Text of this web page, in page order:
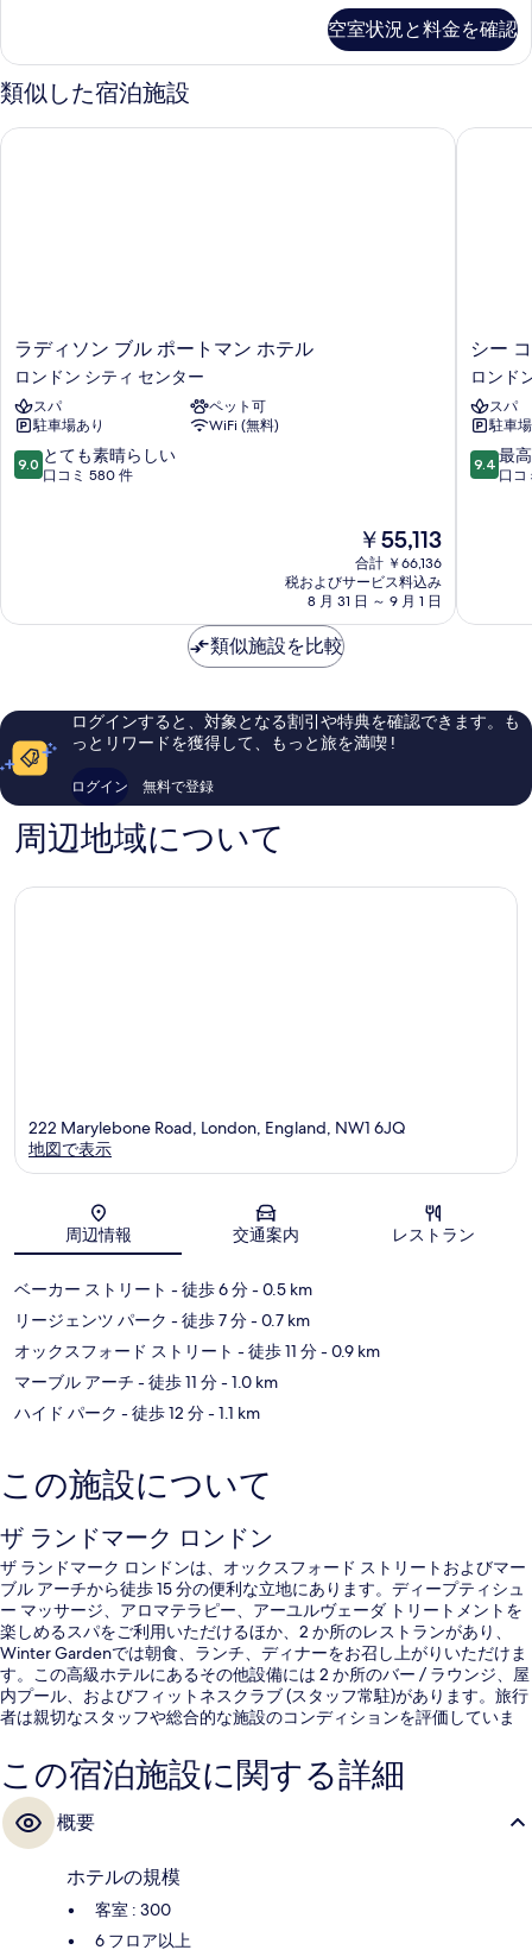
写
真
を
表
真
を
表
ド
ル
ー
ム
写
真
を
表
示
1
ベ
ッ
ル
空室状況と料金を確認
類似した宿泊施設
ラ
デ
ィ
ソ
ン
ブ
ル
テ
ド
シ
テ
ン
タ
ラディソン ブル ポートマン ホテル
ロンドン シティ センター
スパ
ペット可
駐車場あり
WiFi (無料)
10
段
素
い、
コ
ミ
件
の
コ
9.0 とても素晴らしい
口コミ 580 件
現
在
の
料
金
￥55,113
合計 ￥66,136
税およびサービス料込み
8 月 31 日 ～ 9 月 1 日
ラディソン ブル ポートマン ホテル
シ
ー
コ
ン
テ
ナ
ー
ン
テ
ィ
シー
ロンド
スパ
駐車
10
段
素
い、
口
口
9.4 最
口コ
シー コ
類似施設を比較
ログインすると、対象となる割引や特典を確認できます。も
っとリワードを獲得して、もっと旅を満喫 !
ログイン 無料で登録
周辺地域について
地図
222 Marylebone Road, London, England, NW1 6JQ
地図で表示
周辺情報 交通案内 レストラン
ベーカー ストリート - 徒歩 6 分- 0.5 km
リージェンツ パーク - 徒歩 7 分- 0.7 km
オックスフォード ストリート - 徒歩 11 分- 0.9 km
マーブル アーチ - 徒歩 11 分- 1.0 km
ハイド パーク - 徒歩 12 分- 1.1 km
この施設について
ザ ランドマーク ロンドン
ザ ランドマーク ロンドンは、オックスフォード ストリートおよびマー
ブル アーチから徒歩 15 分の便利な立地にあります。ディープティシュ
ー マッサージ、アロマテラピー、アーユルヴェーダ トリートメントを
楽しめるスパをご利用いただけるほか、2 か所のレストランがあり、
Winter Gardenでは朝食、ランチ、ディナーをお召し上がりいただけま
す。この高級ホテルにあるその他設備には 2 か所のバー / ラウンジ、屋
内プール、およびフィットネスクラブ (スタッフ常駐)があります。旅行
者は親切なスタッフや総合的な施設のコンディションを評価していま
下鉄メリルボーン駅があり、地下鉄 エッジウェア ロード駅 (サークルラ
イン)までは 5 分です。
この宿泊施設に関する詳細
概要
ホテルの規模
客室 : 300
6 フロア以上